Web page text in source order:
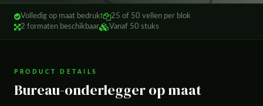
Volledig op maat bedrukt
25 of 50 vellen per blok
2 formaten beschikbaar
Vanaf 50 stuks
PRODUCT DETAILS
Bureau-onderlegger op maat